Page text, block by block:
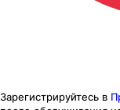
Зарегистрируйтесь в